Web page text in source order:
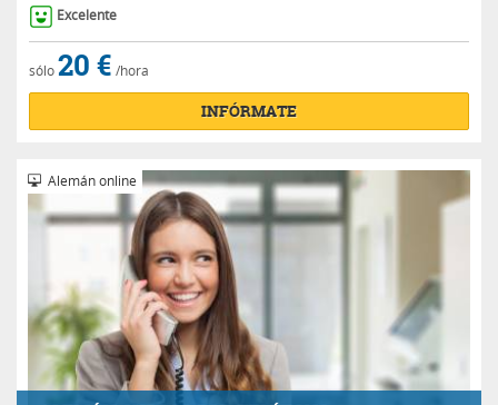
Excelente
sólo20 € /hora
INFÓRMATE
Alemán online